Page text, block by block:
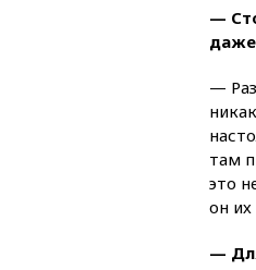
—
даже
—
там
это
он их
—